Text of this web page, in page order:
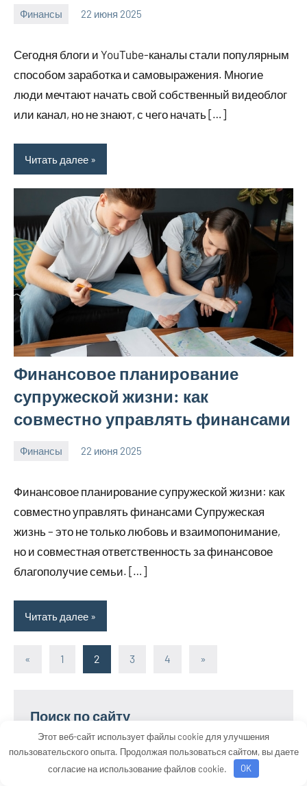
Финансы 22 июня 2025
Сегодня блоги и YouTube-каналы стали популярным
способом заработка и самовыражения. Многие
люди мечтают начать свой собственный видеоблог
или канал, но не знают, с чего начать […]
Читать далее
Финансовое планирование
супружеской жизни: как
совместно управлять финансами
Финансы 22 июня 2025
Финансовое планирование супружеской жизни: как
совместно управлять финансами Супружеская
жизнь – это не только любовь и взаимопонимание,
но и совместная ответственность за финансовое
благополучие семьи. […]
Читать далее
Пагинация
«
Предыдущие
1 2 3 4
Следующие
»
Поиск по сайту
для:
Поиск
Этот веб-сайт использует файлы cookie для улучшения
пользовательского опыта. Продолжая пользоваться сайтом, вы даете
согласие на использование файлов cookie.
OK